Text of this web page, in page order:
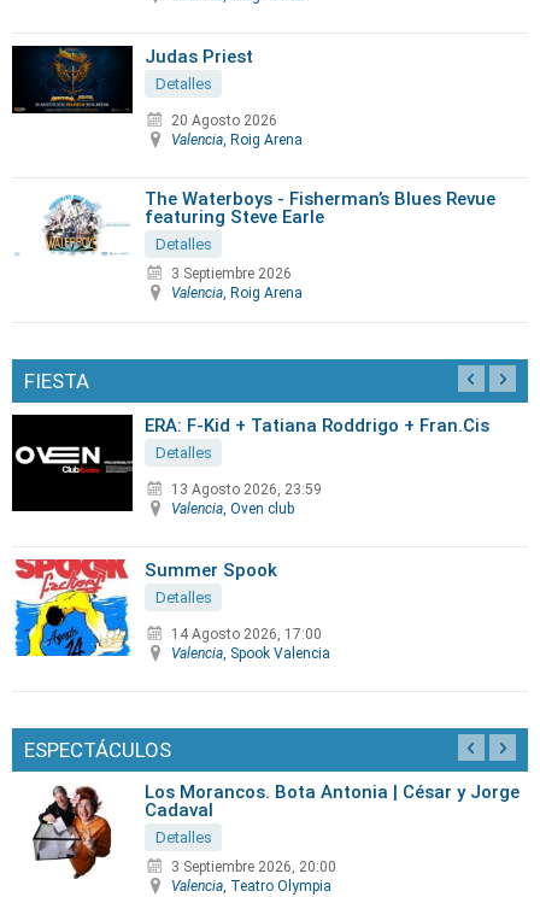
Judas Priest
Detalles
20 Agosto 2026
Valencia, Roig Arena
The Waterboys - Fisherman’s Blues Revue
featuring Steve Earle
Detalles
3 Septiembre 2026
Valencia, Roig Arena
FIESTA
ERA: F-Kid + Tatiana Roddrigo + Fran.Cis
Detalles
13 Agosto 2026, 23:59
Valencia, Oven club
Summer Spook
Detalles
14 Agosto 2026, 17:00
Valencia, Spook Valencia
ESPECTÁCULOS
Los Morancos. Bota Antonia | César y Jorge
Cadaval
Detalles
3 Septiembre 2026, 20:00
Valencia, Teatro Olympia